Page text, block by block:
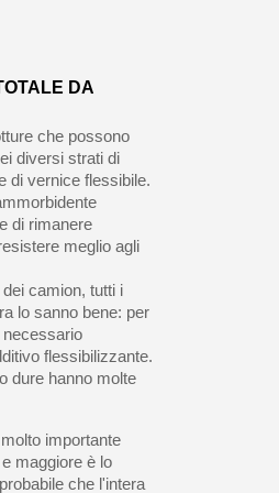
DA
che possono
diversi strati di
di vernice flessibile.
di rimanere
meglio agli
camion, tutti i
lo sanno bene: per
necessario
flessibilizzante.
dure hanno molte
importante
maggiore è lo
che l'intera